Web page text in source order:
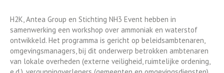
H2K, Antea Group en Stichting NH3 Event hebben in
samenwerking een workshop over ammoniak en waterstof
ontwikkeld. Het programma is gericht op beleidsambtenaren,
omgevingsmanagers, bij dit onderwerp betrokken ambtenaren
van lokale overheden (externe veiligheid, ruimtelijke ordening,